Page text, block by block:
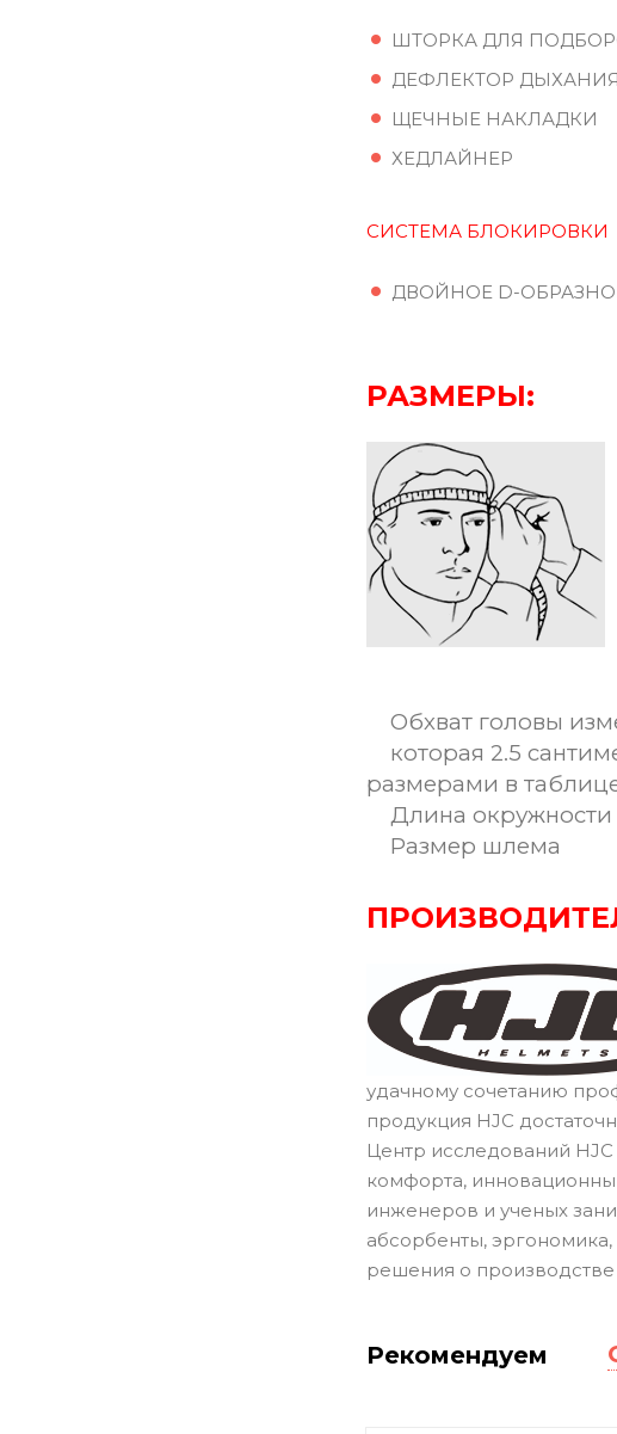
ШТОРКА ДЛЯ
ДЕФЛЕКТОР ДЫХАНИЯ
ЩЕЧНЫЕ НАКЛАДКИ
ХЕДЛАЙНЕР
СИСТЕМА БЛОКИРОВКИ
ДВОЙНОЕ D-
РАЗМЕРЫ:
Обхват головы
которая 2.5
размерами в
Длина окружности
Размер шлема
удачному сочетанию
продукция HJC
Центр исследований
комфорта,
инженеров и ученых
абсорбенты,
решения о
Рекомендуем